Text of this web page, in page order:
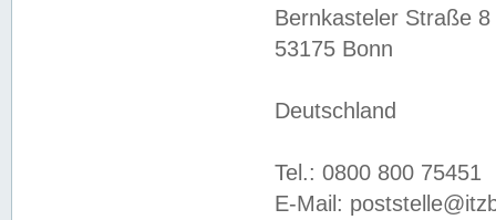
Bernkasteler Straße 8
53175 Bonn
Deutschland
Tel.: 0800 800 75451
E-Mail: